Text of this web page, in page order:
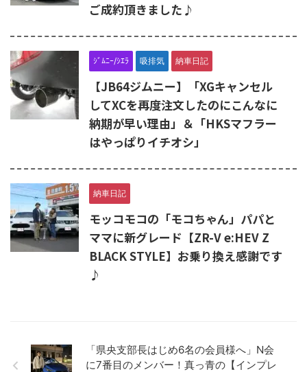
ご成約頂きました♪
ｼﾞﾑﾆｰ/ｼｴﾗ 吸排気 納車日記
【JB64ジムニー】「XGキャンセル
してXCを再度注文したのにこんなに
納期が早い理由」＆「HKSマフラー
はやっぱりイチオシ」
納車日記
モッコモコの「モコちゃん」パパと
ママに新グレード【ZR-V e:HEV Z
BLACK STYLE】お乗り換え感謝です
♪
「県央支部長はじめ6名の会員様へ」N会
に7番目のメンバー！真っ青の【インプレ